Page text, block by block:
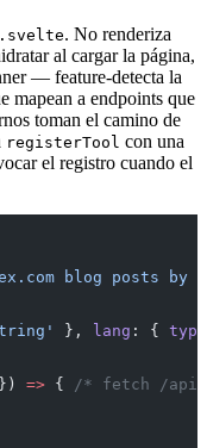
. No renderiza
al cargar la página,
— feature-detecta la
mapean a endpoints que
toman el camino de
registerTool con una
el registro cuando el
blog posts by
}, lang : { type
=> {
/* fetch /